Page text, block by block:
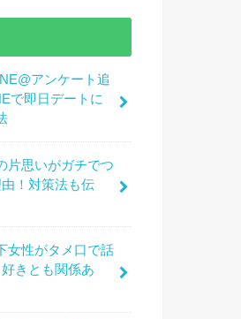
アンケート追
で即日デートに
片思いがガチでつ
！対策法も伝
女性がタメ口で話
きとも関係あ